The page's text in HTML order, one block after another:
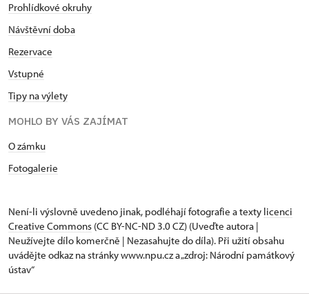
Prohlídkové okruhy
Návštěvní doba
Rezervace
Vstupné
Tipy na výlety
MOHLO BY VÁS ZAJÍMAT
O zámku
Fotogalerie
Není-li výslovně uvedeno jinak, podléhají fotografie a texty licenci
Creative Commons (CC BY-NC-ND 3.0 CZ) (Uveďte autora |
Neužívejte dílo komerčně | Nezasahujte do díla). Při užití obsahu
uvádějte odkaz na stránky www.npu.cz a „zdroj: Národní památkový
ústav“